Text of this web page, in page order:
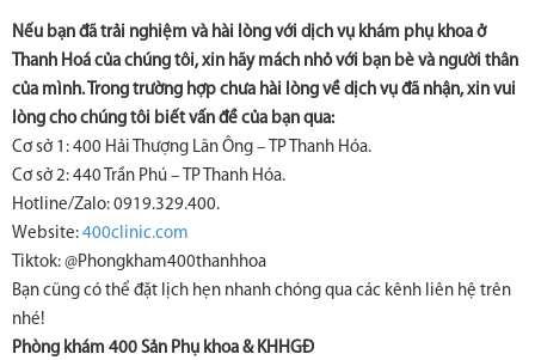
Nếu bạn đã trải nghiệm và hài lòng với dịch vụ khám phụ khoa ở
Thanh Hoá của chúng tôi, xin hãy mách nhỏ với bạn bè và người thân
của mình. Trong trường hợp chưa hài lòng về dịch vụ đã nhận, xin vui
lòng cho chúng tôi biết vấn đề của bạn qua:
Cơ sở 1: 400 Hải Thượng Lãn Ông – TP Thanh Hóa.
Cơ sở 2: 440 Trần Phú – TP Thanh Hóa.
Hotline/Zalo: 0919.329.400.
Website: 400clinic.com
Tiktok: @Phongkham400thanhhoa
Bạn cũng có thể đặt lịch hẹn nhanh chóng qua các kênh liên hệ trên
nhé!
Phòng khám 400 Sản Phụ khoa & KHHGĐ